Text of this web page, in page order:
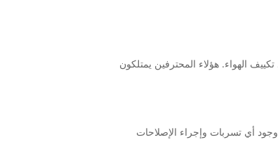
الهواء. هؤلاء المحترفين يمتلكون
أي تسربات وإجراء الإصلاحات